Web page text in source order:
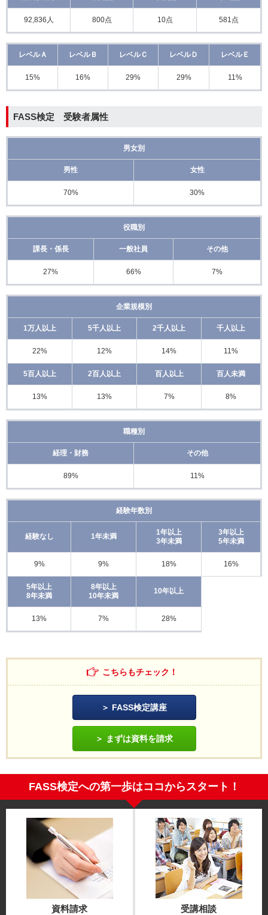
92,836人 800点 10点 581点
レベルＡ レベルＢ レベルＣ レベルＤ レベルＥ
15% 16% 29% 29% 11%
FASS検定 受験者属性
男女別
男性 女性
70% 30%
役職別
課長・係長 一般社員 その他
27% 66% 7%
企業規模別
1万人以上 5千人以上 2千人以上 千人以上
22% 12% 14% 11%
5百人以上 2百人以上 百人以上 百人未満
13% 13% 7% 8%
職種別
経理・財務 その他
89% 11%
経験年数別
経験なし 1年未満
1年以上
3年未満
3年以上
5年未満
9% 9% 18% 16%
5年以上
8年未満
8年以上
10年未満
10年以上
13% 7% 28%
こちらもチェック！
FASS検定講座
まずは資料を請求
FASS検定への第一歩はココからスタート！
資料請求 受講相談